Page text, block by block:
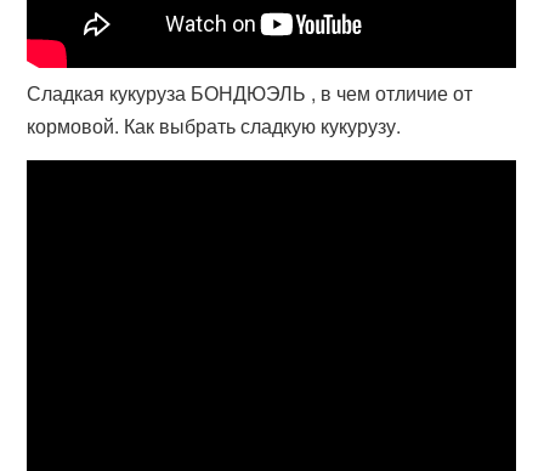
Сладкая кукуруза БОНДЮЭЛЬ , в чем отличие от
кормовой. Как выбрать сладкую кукурузу.